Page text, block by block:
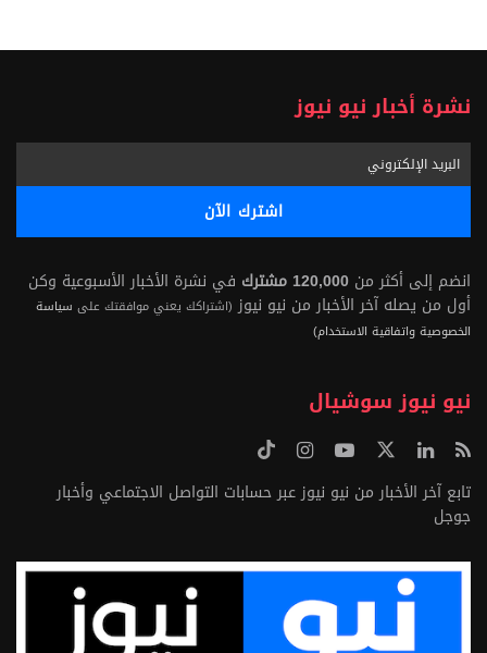
نشرة أخبار نيو نيوز
انضم إلى أكثر من 120,000 مشترك
في نشرة الأخبار الأسبوعية وكن
أول من يصله آخر الأخبار من نيو نيوز (اشتراكك يعني موافقتك على سياسة
الخصوصية واتفاقية الاستخدام)
نيو نيوز سوشيال
تابع آخر الأخبار من نيو نيوز عبر حسابات التواصل الاجتماعي وأخبار
جوجل